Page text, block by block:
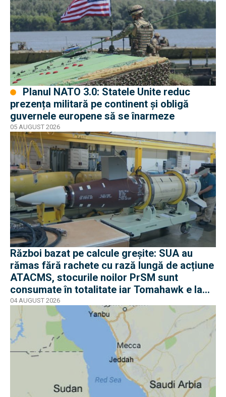
prezența militară pe continent și obligă
guvernele europene să se înarmeze
05 AUGUST 2026
Război bazat pe calcule greșite: SUA au
rămas fără rachete cu rază lungă de acțiune
ATACMS, stocurile noilor PrSM sunt
consumate în totalitate iar Tomahawk e la
jumătate
04 AUGUST 2026